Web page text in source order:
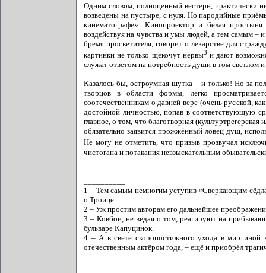
Одним словом, полноценный вестерн, практически
возведены на пустыре, с нуля. Но пародийные
кинематографе». Кинопроектор и белая
воздействуя на чувства и умы людей, а тем самым –
бремя просветителя, говорит о лекарстве для
картинки не только щекочут нервы3 и дают
служат ответом на потребность души в том светлом
Казалось бы, остроумная шутка – и только! Но за
творцов в области формы, легко
соотечественникам о давней вере (очень русской,
достойной личностью, попав в соответствующую
главное, о том, что благотворная
обязательно заявится прожжённый ловец душ,
Не могу не отметить, что призыв прозвучал
чистогана и потакания невзыскательным
1 – Тем самым немногим уступив «Сверкающим
о Троице.
2 – Уж простим авторам его дальнейшее
3 – Ковбои, не ведая о том, реагируют на
бульваре Капуцинок.
4 – А в свете скоропостижного ухода в мир иной
отечественным актёром года, – ещё и приобрёл